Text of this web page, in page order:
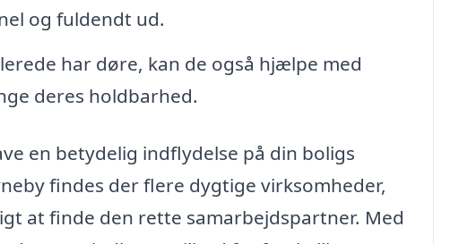
og fuldendt ud.
har døre, kan de også hjælpe med
deres holdbarhed.
en betydelig indflydelse på din boligs
findes der flere dygtige virksomheder,
at finde den rette samarbejdspartner. Med